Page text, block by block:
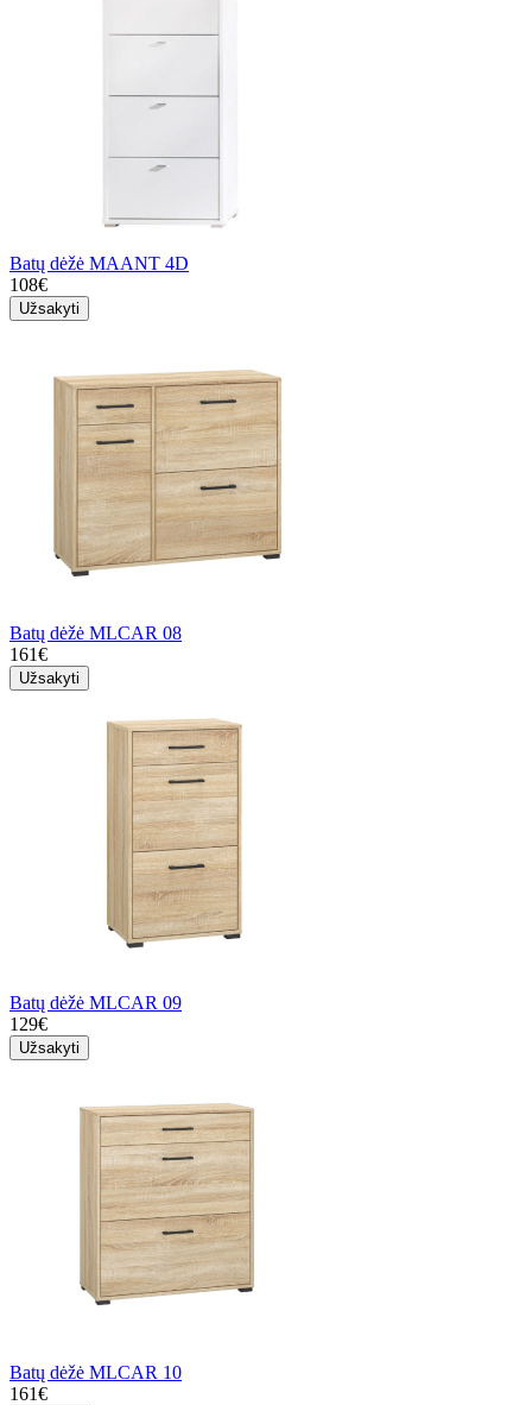
Batų dėžė MAANT 4D
108€
Užsakyti
Batų dėžė MLCAR 08
161€
Užsakyti
Batų dėžė MLCAR 09
129€
Užsakyti
Batų dėžė MLCAR 10
161€